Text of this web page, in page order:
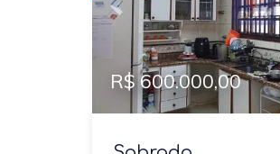
Previous
R$ 600.000,00